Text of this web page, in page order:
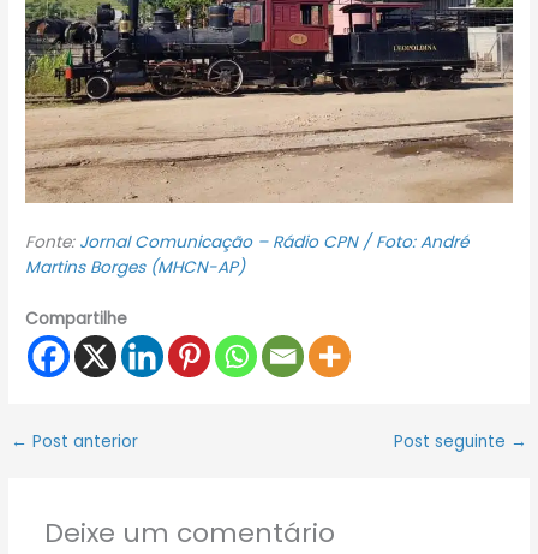
Fonte: Jornal Comunicação – Rádio CPN / Foto: André
Martins Borges (MHCN-AP)
Compartilhe
← Post anterior Post seguinte →
Deixe um comentário